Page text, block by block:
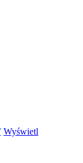
Wyświetl